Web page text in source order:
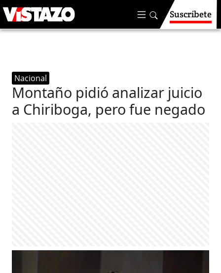
Suscríbete
Nacional
Montaño pidió analizar juicio
a Chiriboga, pero fue negado